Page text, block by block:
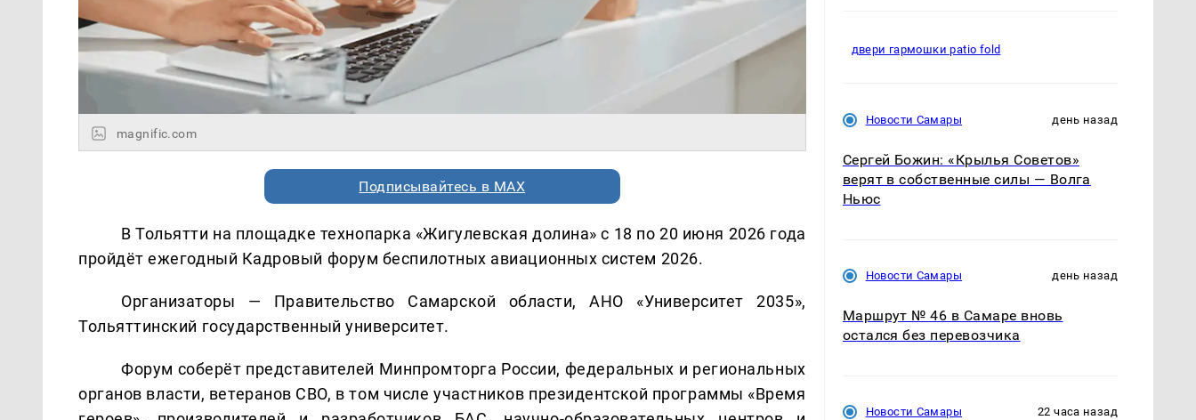
magnific.com
Подписывайтесь в MAX
В Тольятти на площадке технопарка «Жигулевская долина» с 18 по 20 июня 2026 года
пройдёт ежегодный Кадровый форум беспилотных авиационных систем 2026.
Организаторы — Правительство Самарской области, АНО «Университет 2035»,
Тольяттинский государственный университет.
Форум соберёт представителей Минпромторга России, федеральных и региональных
органов власти, ветеранов СВО, в том числе участников президентской программы «Время
двери гармошки patio fold
Новости Самары день назад
Сергей Божин: «Крылья Советов»
верят в собственные силы — Волга
Ньюс
Новости Самары день назад
Маршрут № 46 в Самаре вновь
остался без перевозчика
Новости Самары 22 часа назад